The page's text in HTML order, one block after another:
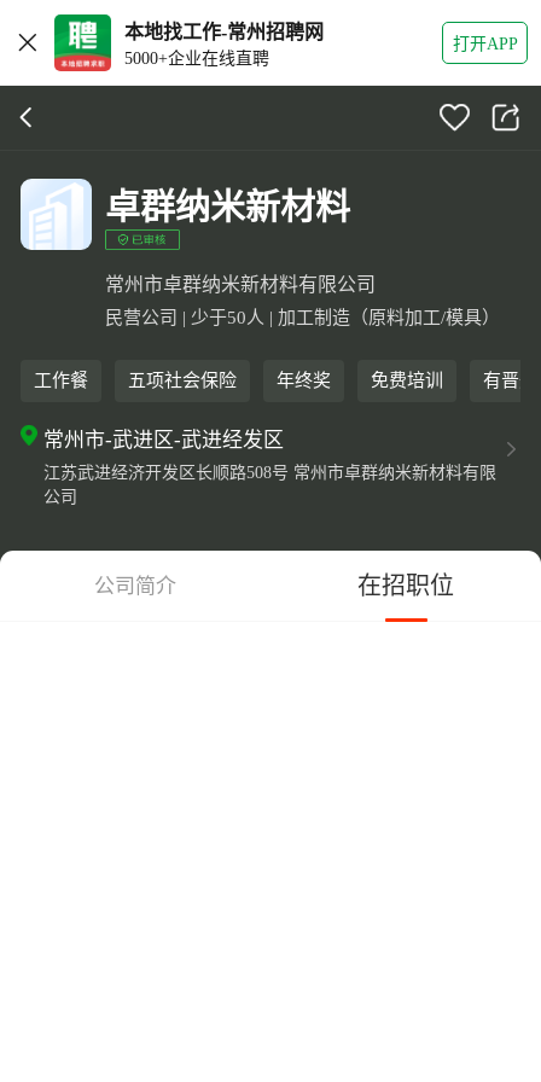
本地找工作-常州招聘网
5000+企业在线直聘
打开APP
卓群纳米新材料
常州市卓群纳米新材料有限公司
民营公司 | 少于50人 | 加工制造（原料加工/模具）
工作餐 五项社会保险 年终奖 免费培训 有晋升
常州市-武进区-武进经发区
江苏武进经济开发区长顺路508号 常州市卓群纳米新材料有限
公司
公司简介 在招职位